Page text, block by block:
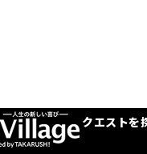
クエストを